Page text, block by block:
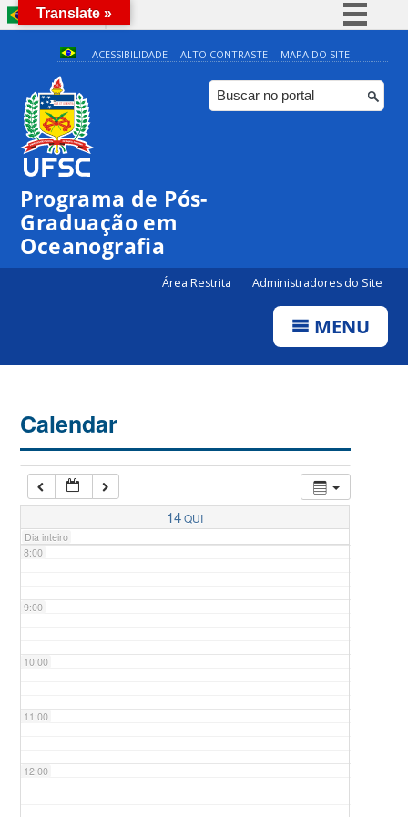
BRASIL
Simplifique!
Comunica BR
Participe
ACESSIBILIDADE ALTO CONTRASTE MAPA DO SITE
Programa de Pós-
Graduação em
Oceanografia
Área Restrita Administradores do Site
MENU
Calendar
14QUI
Dia inteiro
0:00
1:00
2:00
7:00
8:00
9:00
10:00
11:00
12:00
Translate »